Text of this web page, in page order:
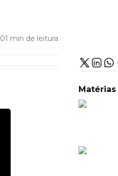
01 min de leitura